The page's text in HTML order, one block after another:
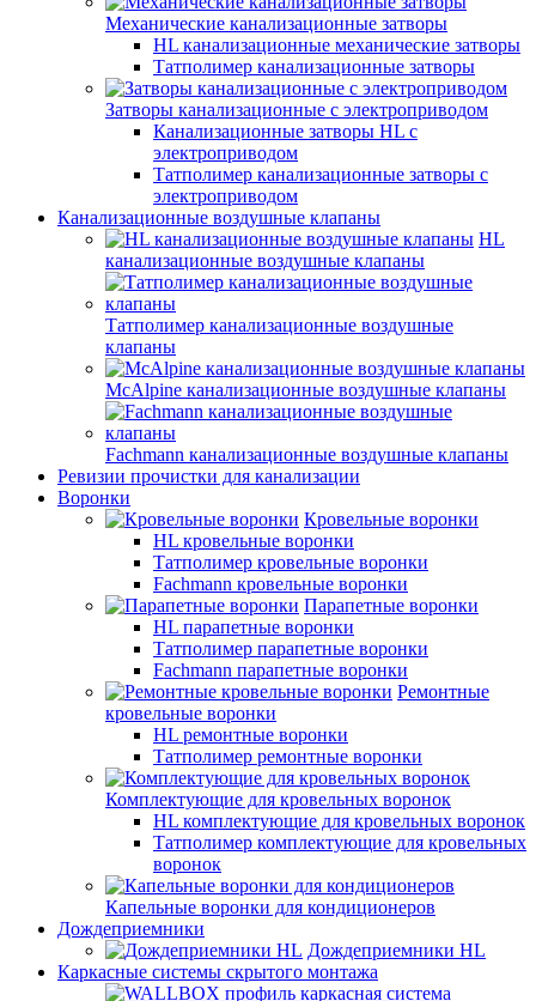
Механические канализационные затворы
HL канализационные механические затворы
Татполимер канализационные затворы
Затворы канализационные с электроприводом
Канализационные затворы HL с
электроприводом
Татполимер канализационные затворы с
электроприводом
Канализационные воздушные клапаны
HL
канализационные воздушные клапаны
Татполимер канализационные воздушные
клапаны
McAlpine канализационные воздушные клапаны
Fachmann канализационные воздушные клапаны
Ревизии прочистки для канализации
Воронки
Кровельные воронки
HL кровельные воронки
Татполимер кровельные воронки
Fachmann кровельные воронки
Парапетные воронки
HL парапетные воронки
Татполимер парапетные воронки
Fachmann парапетные воронки
Ремонтные
кровельные воронки
HL ремонтные воронки
Татполимер ремонтные воронки
Комплектующие для кровельных воронок
HL комплектующие для кровельных воронок
Татполимер комплектующие для кровельных
воронок
Капельные воронки для кондиционеров
Дождеприемники
Дождеприемники HL
Каркасные системы скрытого монтажа